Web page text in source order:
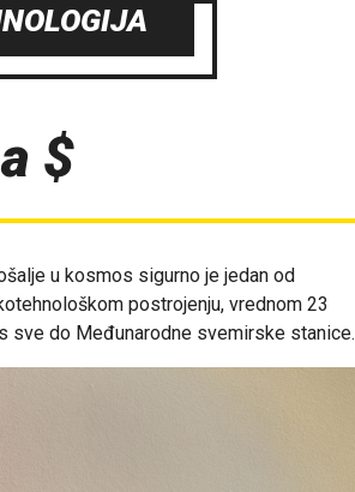
$
u kosmos sigurno je jedan od
postrojenju, vrednom 23
sve do Međunarodne svemirske stanice.